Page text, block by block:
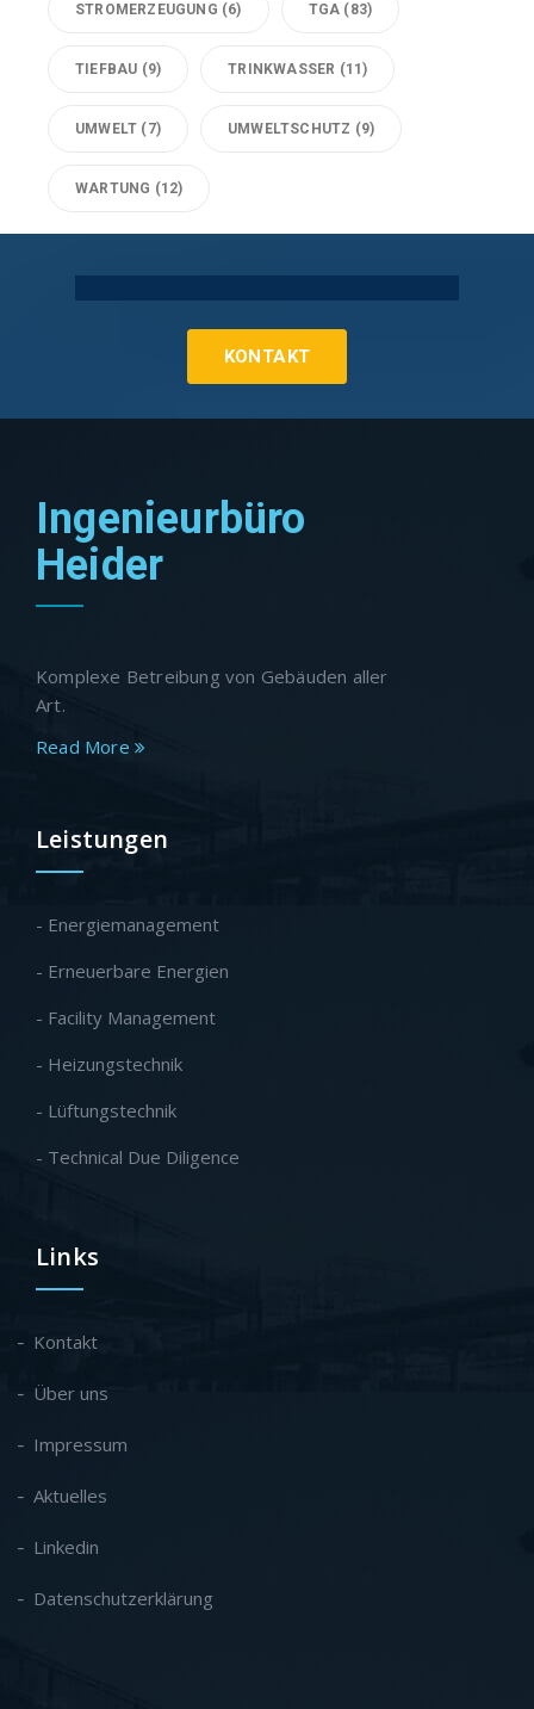
STROMERZEUGUNG (6) TGA (83)
TIEFBAU (9) TRINKWASSER (11)
UMWELT (7) UMWELTSCHUTZ (9)
WARTUNG (12)
KONTAKT
Ingenieurbüro
Heider
Komplexe Betreibung von Gebäuden aller
Art.
Read More
Leistungen
- Energiemanagement
- Erneuerbare Energien
- Facility Management
- Heizungstechnik
- Lüftungstechnik
- Technical Due Diligence
Links
Kontakt
Über uns
Impressum
Aktuelles
Linkedin
Datenschutzerklärung